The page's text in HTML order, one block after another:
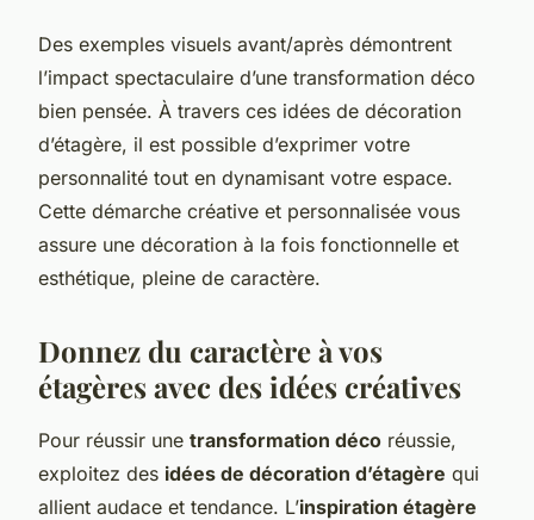
Des exemples visuels avant/après démontrent
l’impact spectaculaire d’une transformation déco
bien pensée. À travers ces idées de décoration
d’étagère, il est possible d’exprimer votre
personnalité tout en dynamisant votre espace.
Cette démarche créative et personnalisée vous
assure une décoration à la fois fonctionnelle et
esthétique, pleine de caractère.
Donnez du caractère à vos
étagères avec des idées créatives
Pour réussir une transformation déco réussie,
exploitez des idées de décoration d’étagère qui
allient audace et tendance. L’inspiration étagère